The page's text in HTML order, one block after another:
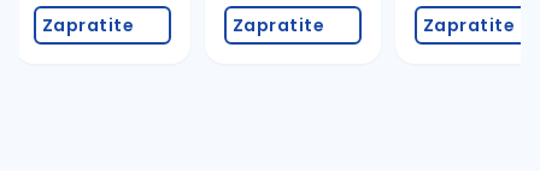
Zapratite Zapratite Zapratite